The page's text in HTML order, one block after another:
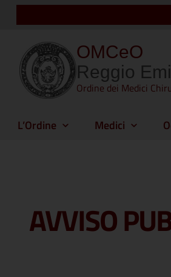
OMCeO
Reggio
Ordine dei Medici
L’Ordine Medici
AVVISO